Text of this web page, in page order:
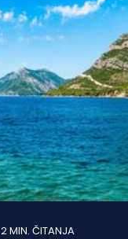
2 MIN. ČITANJA